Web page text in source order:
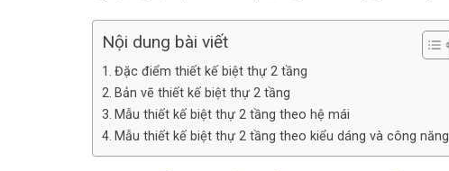
Nội dung bài viết
Đặc điểm thiết kế biệt thự 2 tầng
Bản vẽ thiết kế biệt thự 2 tầng
Mẫu thiết kế biệt thự 2 tầng theo hệ mái
Mẫu thiết kế biệt thự 2 tầng theo kiểu dáng và công năng